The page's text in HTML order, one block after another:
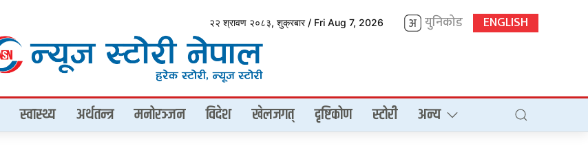
२२ श्रावण २०८३, शुक्रबार / Fri Aug 7, 2026 युनिकोड ENGLISH
स्वास्थ्य अर्थतन्त्र मनोरञ्जन विदेश खेलजगत् दृष्टिकोण स्टोरी अन्य